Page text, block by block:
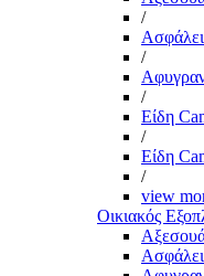
/
/
/
Είδη
/
Είδη
/
view
Οικιακός